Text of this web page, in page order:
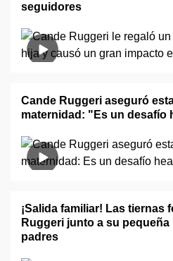
seguidores
Cande Ruggeri aseguró
maternidad: "Es un desafío
¡Salida familiar! Las tiernas
Ruggeri junto a su
padres